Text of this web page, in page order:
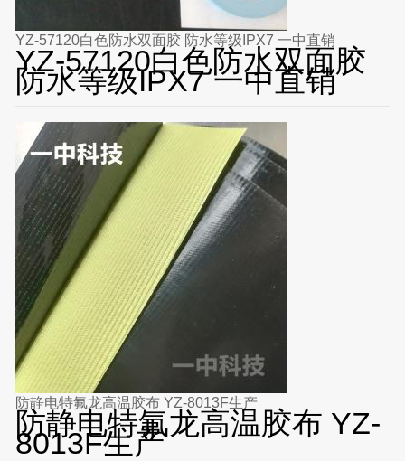
YZ-57120白色防水双面胶 防水等级IPX7 一中直销
YZ-57120白色防水双面胶
防水等级IPX7 一中直销
防静电特氟龙高温胶布 YZ-8013F生产
防静电特氟龙高温胶布 YZ-
8013F生产